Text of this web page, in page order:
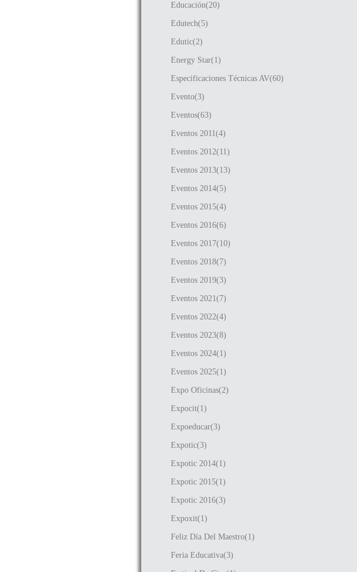
Educación(20)
Edutech(5)
Edutic(2)
Energy Star(1)
Especificaciones Técnicas AV(60)
Evento(3)
Eventos(63)
Eventos 2011(4)
Eventos 2012(11)
Eventos 2013(13)
Eventos 2014(5)
Eventos 2015(4)
Eventos 2016(6)
Eventos 2017(10)
Eventos 2018(7)
Eventos 2019(3)
Eventos 2021(7)
Eventos 2022(4)
Eventos 2023(8)
Eventos 2024(1)
Eventos 2025(1)
Expo Oficinas(2)
Expocit(1)
Expoeducar(3)
Expotic(3)
Expotic 2014(1)
Expotic 2015(1)
Expotic 2016(3)
Expoxit(1)
Feliz Día Del Maestro(1)
Feria Educativa(3)